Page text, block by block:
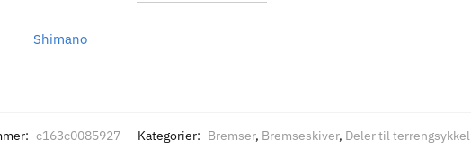
Shimano
c163c0085927 Kategorier: Bremser, Bremseskiver, Deler til terrengsykkel